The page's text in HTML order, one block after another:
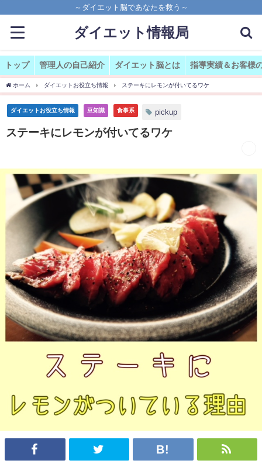
～ダイエット脳であなたを救う～
ダイエット情報局
トップ 管理人の自己紹介 ダイエット脳とは 指導実績＆お客様
ホーム ダイエットお役立ち情報 ステーキにレモンが付いてるワケ
ダイエットお役立ち情報 豆知識 食事系 pickup
ステーキにレモンが付いてるワケ